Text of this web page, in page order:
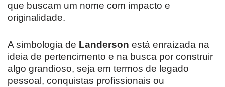
que buscam um nome com impacto e
originalidade.
A simbologia de Landerson está enraizada na
ideia de pertencimento e na busca por construir
algo grandioso, seja em termos de legado
pessoal, conquistas profissionais ou